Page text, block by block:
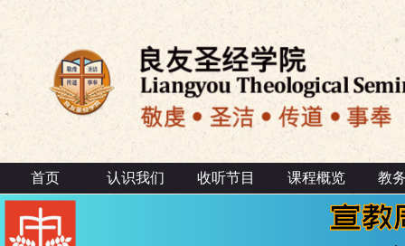
首页 认识我们 收听节目 课程概览 教